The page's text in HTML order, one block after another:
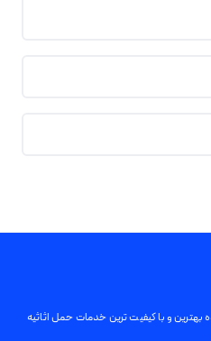
بهترین و با کیفیت ترین خدمات حمل اثاثیه